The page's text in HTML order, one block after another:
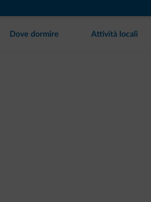
Dove dormire Attività locali